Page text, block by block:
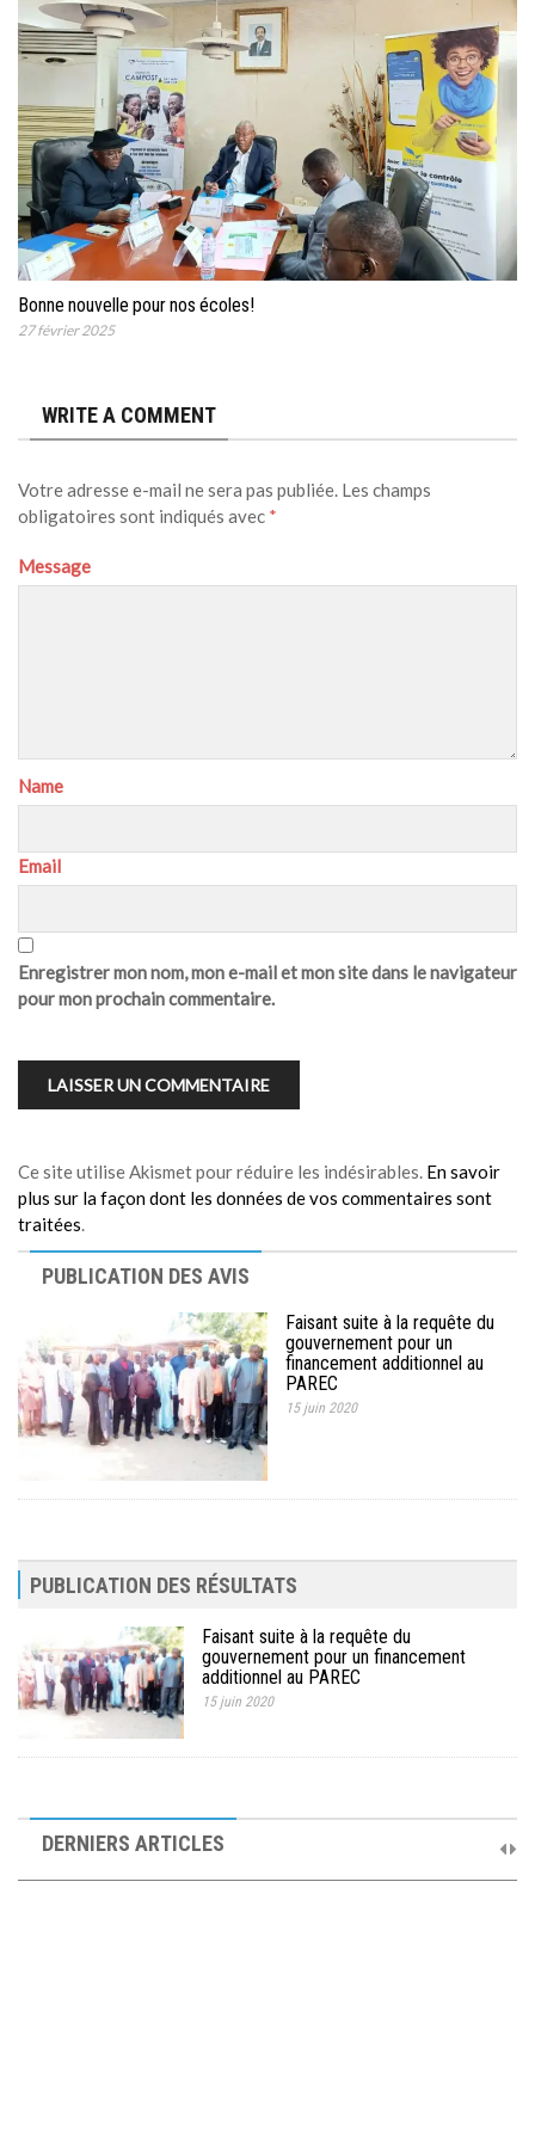
Bonne nouvelle pour nos écoles!
27 février 2025
WRITE A COMMENT
Votre adresse e-mail ne sera pas publiée. Les champs
obligatoires sont indiqués avec *
Message
Name
Email
Enregistrer mon nom, mon e-mail et mon site dans le navigateur
pour mon prochain commentaire.
Ce site utilise Akismet pour réduire les indésirables. En savoir
plus sur la façon dont les données de vos commentaires sont
traitées.
PUBLICATION DES AVIS
Faisant suite à la requête du
gouvernement pour un
financement additionnel au
PAREC
15 juin 2020
PUBLICATION DES RÉSULTATS
Faisant suite à la requête du
gouvernement pour un financement
additionnel au PAREC
15 juin 2020
DERNIERS ARTICLES
19 septembre 2025